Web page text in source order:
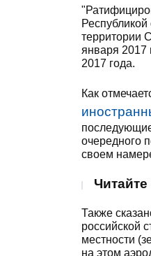
территории
января 2017
2017 года.
Как
очередного
своем
Читайте
Также
российской
местности
на этом